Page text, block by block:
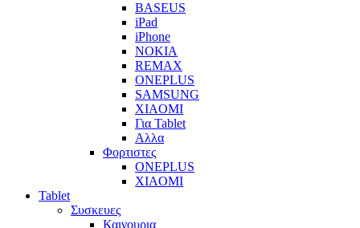
BASEUS
iPad
iPhone
NOKIA
REMAX
ONEPLUS
SAMSUNG
XIAOMI
Για Tablet
Αλλα
Φορτιστες
ONEPLUS
XIAOMI
Tablet
Συσκευες
Καινουρια